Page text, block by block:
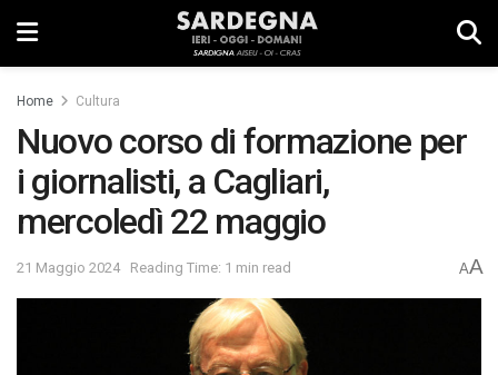
Home Cultura
Nuovo corso di formazione per
i giornalisti, a Cagliari,
mercoledì 22 maggio
21 Maggio 2024 Reading Time: 1 min read AA